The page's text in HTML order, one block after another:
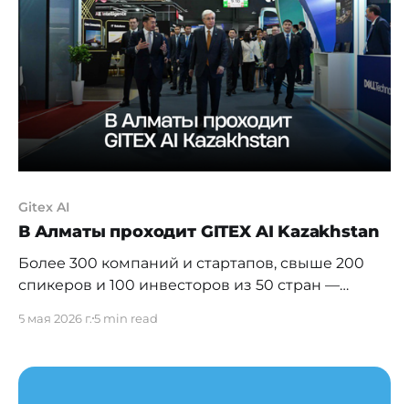
4000 предпринимателей и представителей 200
компаний для поиска решений в сферах
технологий и
Gitex AI
В Алматы проходит GITEX AI Kazakhstan
Более 300 компаний и стартапов, свыше 200
спикеров и 100 инвесторов из 50 стран —
выходит на мировую арену. Казахстан
экономическом курсе: сегодня в Алматы
5 мая 2026 г.5 min read